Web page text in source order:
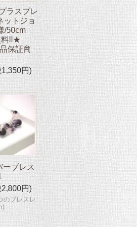
ラスプレ
ットジョ
/50cm
!!★
保証商
円)
ーブレス
円)
のブレスレ